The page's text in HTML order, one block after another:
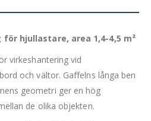
hjullastare, area 1,4-4,5 m²
virkeshantering vid
och vältor. Gaffelns långa ben
geometri ger en hög
de olika objekten.